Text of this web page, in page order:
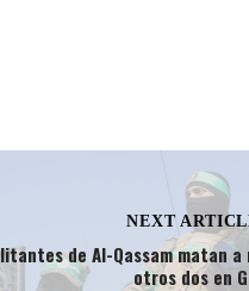
NEXT
de Al-Qassam matan
otros dos en